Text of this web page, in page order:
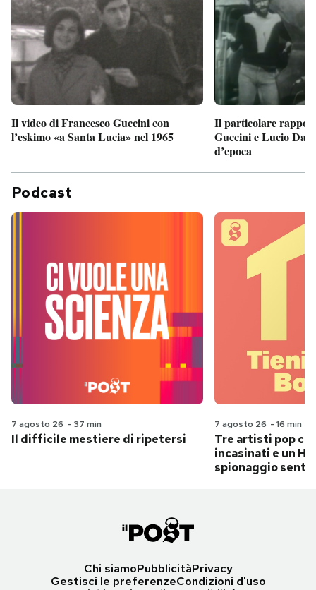
Il video di Francesco Guccini con
l’eskimo «a Santa Lucia» nel 1965
Il particolare
Guccini e Lucio
d’epoca
Podcast
7 agosto 26 - 37 min
Il difficile mestiere di ripetersi
7 agosto 26 - 16 min
Tre artisti pop
incasinati e un
spionaggio
Chi siamoPubblicitàPrivacy
Gestisci le preferenzeCondizioni d'uso